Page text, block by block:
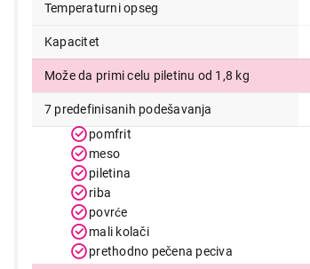
Temperaturni opseg
Kapacitet
Može da primi celu piletinu od 1,8 kg
7 predefinisanih podešavanja
pomfrit
meso
piletina
riba
povrće
mali kolači
prethodno pečena peciva